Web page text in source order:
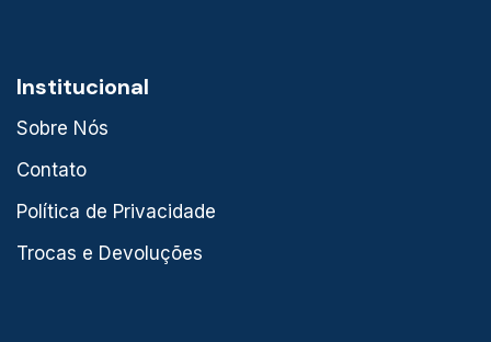
Institucional
Sobre Nós
Contato
Política de Privacidade
Trocas e Devoluções